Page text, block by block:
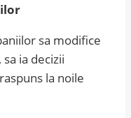
sa modifice
ia decizii
la noile